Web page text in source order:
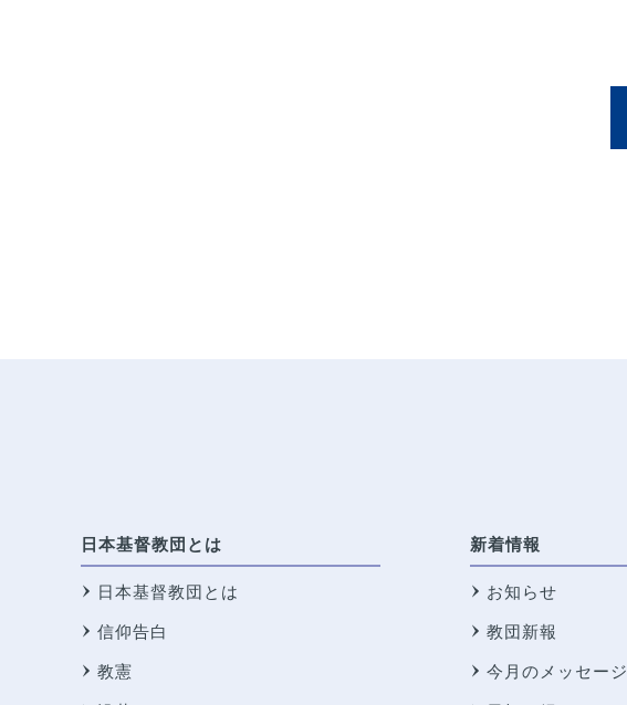
日本基督教団とは
日本基督教団とは
信仰告白
教憲
新着情報
お知らせ
教団新報
今月のメッセージ